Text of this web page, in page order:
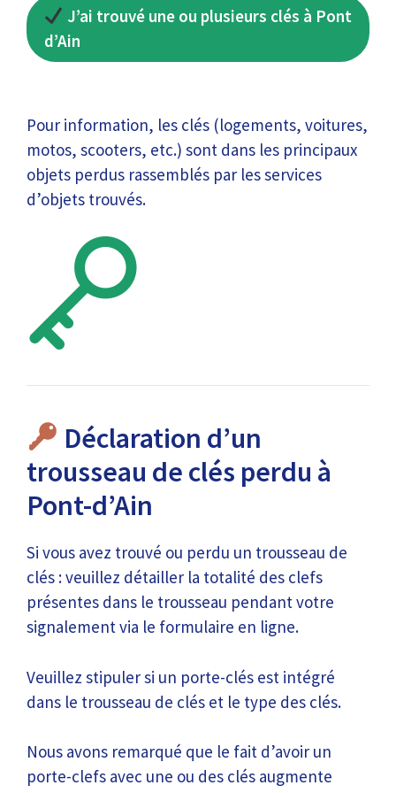
J’ai trouvé une ou plusieurs clés à Pont
d’Ain
Pour information, les clés (logements, voitures,
motos, scooters, etc.) sont dans les principaux
objets perdus rassemblés par les services
d’objets trouvés.
Déclaration d’un
trousseau de clés perdu à
Pont-d’Ain
Si vous avez trouvé ou perdu un trousseau de
clés : veuillez détailler la totalité des clefs
présentes dans le trousseau pendant votre
signalement via le formulaire en ligne.
Veuillez stipuler si un porte-clés est intégré
dans le trousseau de clés et le type des clés.
Nous avons remarqué que le fait d’avoir un
porte-clefs avec une ou des clés augmente